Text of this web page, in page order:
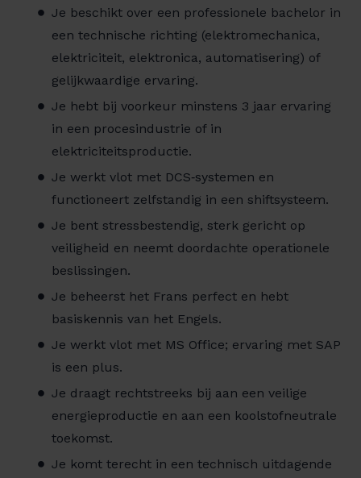
Je beschikt over een professionele bachelor in
een technische richting (elektromechanica,
elektriciteit, elektronica, automatisering) of
gelijkwaardige ervaring.
Je hebt bij voorkeur minstens 3 jaar ervaring
in een procesindustrie of in
elektriciteitsproductie.
Je werkt vlot met DCS‑systemen en
functioneert zelfstandig in een shiftsysteem.
Je bent stressbestendig, sterk gericht op
veiligheid en neemt doordachte operationele
beslissingen.
Je beheerst het Frans perfect en hebt
basiskennis van het Engels.
Je werkt vlot met MS Office; ervaring met SAP
is een plus.
Je draagt rechtstreeks bij aan een veilige
energieproductie en aan een koolstofneutrale
toekomst.
Je komt terecht in een technisch uitdagende